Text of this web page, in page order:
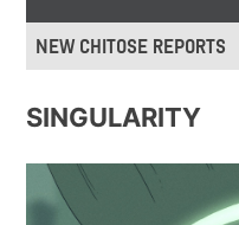
NEW CHITOSE REPORTS
SINGULARITY